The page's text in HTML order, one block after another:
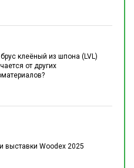
клеёный из шпона (LVL)
от других
выставки Woodex 2025